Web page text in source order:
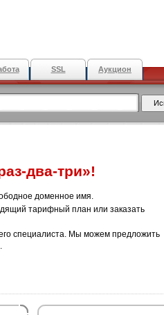
SSL Аукцион
два-три»!
доменное имя.
тарифный план или заказать
специалиста. Мы можем предложить